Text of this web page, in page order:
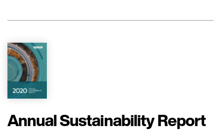
Annual Sustainability Report